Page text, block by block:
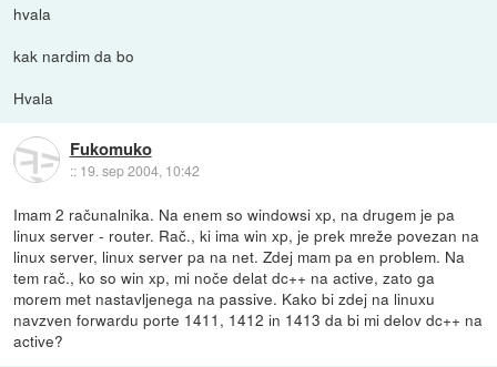
hvala
kak nardim da bo
Hvala
Fukomuko
:: 19. sep 2004, 10:42
Imam 2 računalnika. Na enem so windowsi xp, na drugem je pa
linux server - router. Rač., ki ima win xp, je prek mreže povezan na
linux server, linux server pa na net. Zdej mam pa en problem. Na
tem rač., ko so win xp, mi noče delat dc++ na active, zato ga
morem met nastavljenega na passive. Kako bi zdej na linuxu
navzven forwardu porte 1411, 1412 in 1413 da bi mi delov dc++ na
active?